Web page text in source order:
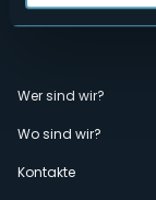
Menù
Wer sind wir?
Wo sind wir?
Kontakte